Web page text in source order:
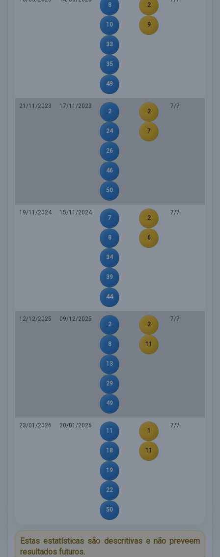
8
10
33
35
49
2
9
21/11/2023
17/11/2023
2
24
26
46
50
2
7
7/7
19/11/2024
15/11/2024
7
8
34
39
44
2
6
7/7
12/12/2025
09/12/2025
2
8
13
29
49
2
11
7/7
23/01/2026
20/01/2026
11
18
19
22
50
1
11
7/7
Estas estatísticas são descritivas e não preveem
resultados futuros.